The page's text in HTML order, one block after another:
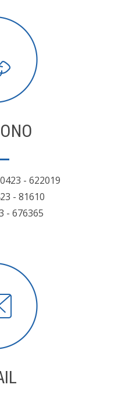
- 622019
- 81610
- 676365